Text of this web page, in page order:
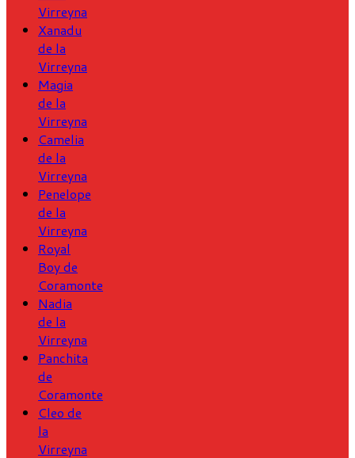
Virreyna
Xanadu
de la
Virreyna
Magia
de la
Virreyna
Camelia
de la
Virreyna
Penelope
de la
Virreyna
Royal
Boy de
Coramonte
Nadia
de la
Virreyna
Panchita
de
Coramonte
Cleo de
la
Virreyna